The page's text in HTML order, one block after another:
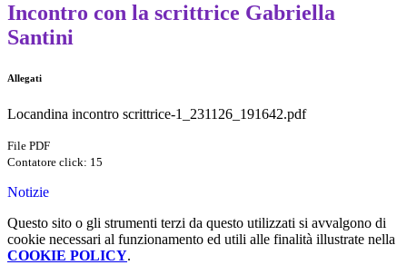
Incontro con la scrittrice Gabriella
Santini
Allegati
Locandina incontro scrittrice-1_231126_191642.pdf
File PDF
Contatore click: 15
Notizie
Questo sito o gli strumenti terzi da questo utilizzati si avvalgono di
cookie necessari al funzionamento ed utili alle finalità illustrate nella
COOKIE POLICY.